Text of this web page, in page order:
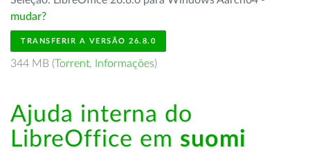
mudar?
TRANSFERIR A VERSÃO 26.8.0
344 MB (Torrent, Informações)
Ajuda interna do
LibreOffice em suomi